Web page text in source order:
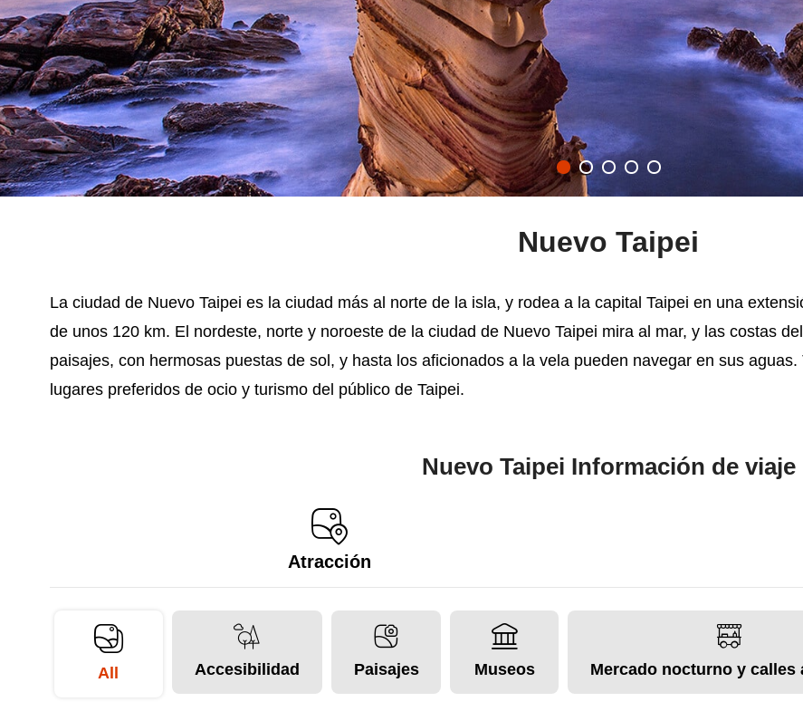
Nuevo Taipei
La ciudad de Nuevo Taipei es la ciudad más al norte de la isla, y rodea a la capital Taipei en una
de unos 120 km. El nordeste, norte y noroeste de la ciudad de Nuevo Taipei mira al mar, y las costas
paisajes, con hermosas puestas de sol, y hasta los aficionados a la vela pueden navegar en sus
lugares preferidos de ocio y turismo del público de Taipei.
Nuevo Taipei Información de viaje
Atracción
All Accesibilidad Paisajes Museos Mercado nocturno y calles